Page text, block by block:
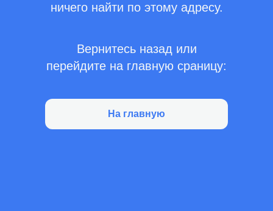
ничего найти по этому адресу.
Вернитесь назад или
перейдите на главную сраницу:
На главную